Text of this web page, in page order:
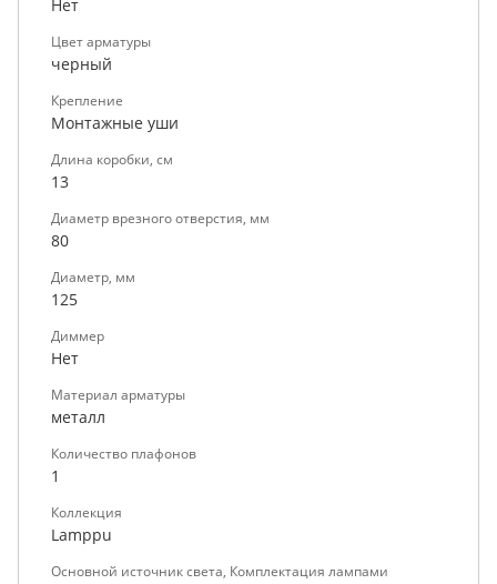
Нет
Цвет арматуры
черный
Крепление
Монтажные уши
Длина коробки, см
13
Диаметр врезного отверстия, мм
80
Диаметр, мм
125
Диммер
Нет
Материал арматуры
металл
Количество плафонов
1
Коллекция
Lamppu
Основной источник света, Комплектация лампами